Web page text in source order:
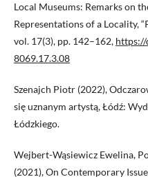
Local Museums: Remarks on
Representations of a Locality,
vol. 17(3), pp. 142–162,
8069.17.3.08
Szenajch Piotr (2022),
się uznanym artystą, Łódź:
Łódzkiego.
Wejbert-Wąsiewicz Ewelina,
(2021), On Contemporary